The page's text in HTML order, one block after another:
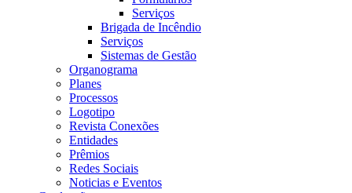
Serviços
Brigada de Incêndio
Serviços
Sistemas de Gestão
Organograma
Planes
Processos
Logotipo
Revista Conexões
Entidades
Prêmios
Redes Sociais
Noticias e Eventos